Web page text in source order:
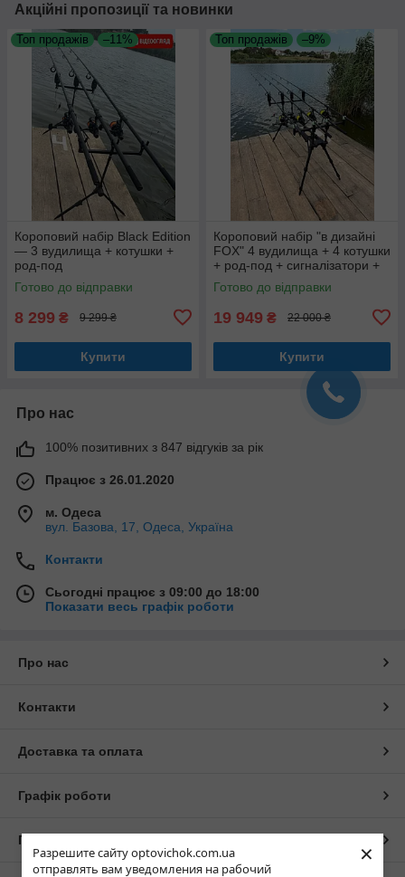
Разрешите сайту optovichok.com.ua
отправлять вам уведомления на рабочий
×
Акційні пропозиції та новинки
Топ продажів –11%
Короповий набір Black Edition
— 3 вудилища + котушки +
род-под
Готово до відправки
8 299 ₴ 9 299 ₴
Купити
Топ продажів –9%
Короповий набір "в дизайні
FOX" 4 вудилища + 4 котушки
+ род-под + сигналізатори +
свінгери
Готово до відправки
19 949 ₴ 22 000 ₴
Купити
Про нас
100% позитивних з 847 відгуків за рік
Працює з 26.01.2020
м. Одеса
вул. Базова, 17, Одеса, Україна
Контакти
Сьогодні працює з 09:00 до 18:00
Показати весь графік роботи
Про нас
Контакти
Доставка та оплата
Графік роботи
Повна версія сайту